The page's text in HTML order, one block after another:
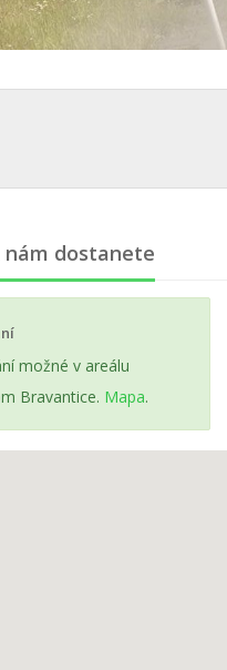
nám dostanete
možné v areálu
Bravantice. Mapa.